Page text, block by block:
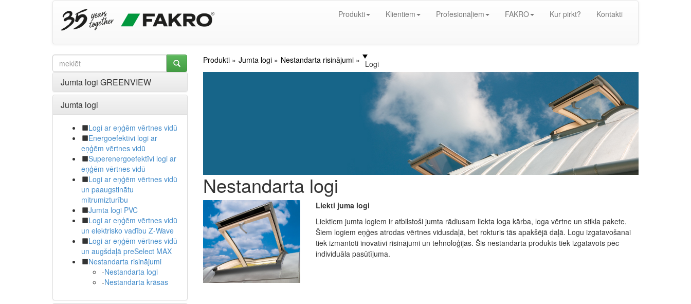
Produkti Klientiem Profesionāļiem FAKRO Kur pirkt? Kontakti
Produkti Jumta logi Nestandarta risinājumi Logi
Jumta logi GREENVIEW
Jumta logi
Logi ar eņģēm vērtnes vidū
Energoefektīvi logi ar
eņģēm vērtnes vidū
Superenergoefektīvi logi ar
eņģēm vērtnes vidū
Logi ar eņģēm vērtnes vidū
un paaugstinātu
mitrumizturību
Jumta logi PVC
Logi ar eņģēm vērtnes vidū
un elektrisko vadību Z-Wave
Logi ar eņģēm vērtnes vidū
un augšdaļā preSelect MAX
Nestandarta risinājumi
-Nestandarta logi
-Nestandarta krāsas
Nestandarta logi
Liekti juma logi
Liektiem jumta logiem ir atbilstoši jumta rādiusam liekta loga kārba, loga vērtne un stikla pakete.
Šiem logiem eņģes atrodas vērtnes vidusdaļā, bet rokturis tās apakšējā daļā. Logu izgatavošanai
tiek izmantoti inovatīvi risinājumi un tehnoloģijas. Šis nestandarta produkts tiek izgatavots pēc
individuāla pasūtījuma.